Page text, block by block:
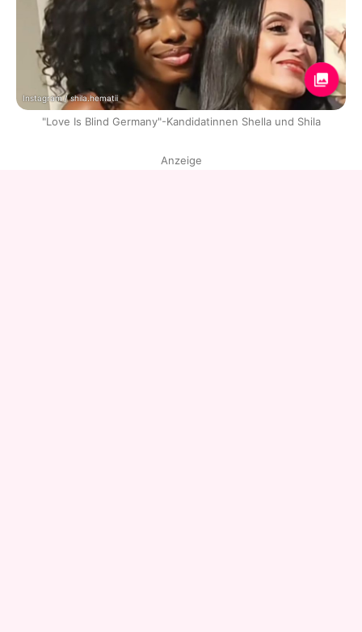
Instagram / shila.hematii
"Love Is Blind Germany"-Kandidatinnen Shella und Shila
Anzeige